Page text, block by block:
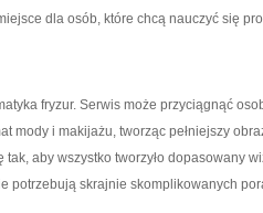
dla osób, które chcą nauczyć się
fryzur. Serwis może przyciągnąć
mody i makijażu, tworząc pełniejszy
tak, aby wszystko tworzyło dopasowany
potrzebują skrajnie skomplikowanych